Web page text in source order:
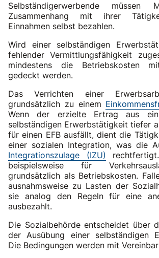
Selbständigerwerbende müssen
Zusammenhang mit ihrer
Einnahmen selbst bezahlen.
Wird einer selbständigen
fehlender Vermittlungsfähigkeit
mindestens die Betriebskosten
gedeckt werden.
Das Verrichten einer
grundsätzlich zu einem
Wenn der erzielte Ertrag aus
selbständigen Erwerbstätigkeit tiefer
für einen EFB ausfällt, dient die
einer sozialen Integration, was die
Integrationszulage (IZU)
beispielsweise für
grundsätzlich als Betriebskosten.
ausnahmsweise zu Lasten der
sie analog den Regeln für eine
ausbezahlt.
Die Sozialbehörde entscheidet über
der Ausübung einer selbständigen
Die Bedingungen werden mit